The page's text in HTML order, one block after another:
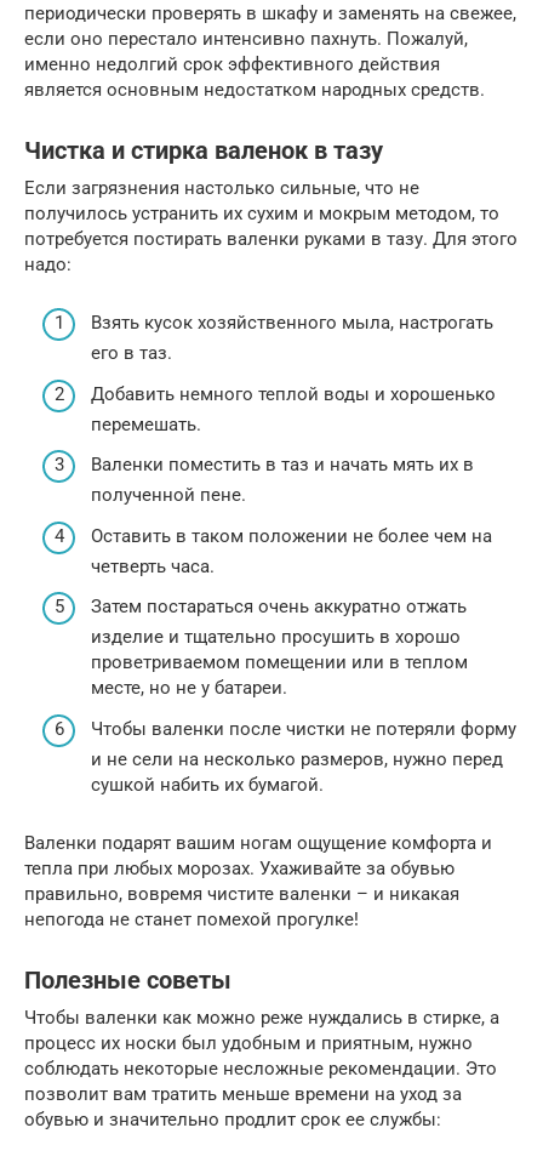
периодически проверять в шкафу и заменять на свежее,
если оно перестало интенсивно пахнуть. Пожалуй,
именно недолгий срок эффективного действия
является основным недостатком народных средств.
Чистка и стирка валенок в тазу
Если загрязнения настолько сильные, что не
получилось устранить их сухим и мокрым методом, то
потребуется постирать валенки руками в тазу. Для этого
надо:
Взять кусок хозяйственного мыла, настрогать
его в таз.
Добавить немного теплой воды и хорошенько
перемешать.
Валенки поместить в таз и начать мять их в
полученной пене.
Оставить в таком положении не более чем на
четверть часа.
Затем постараться очень аккуратно отжать
изделие и тщательно просушить в хорошо
проветриваемом помещении или в теплом
месте, но не у батареи.
Чтобы валенки после чистки не потеряли форму
и не сели на несколько размеров, нужно перед
сушкой набить их бумагой.
Валенки подарят вашим ногам ощущение комфорта и
тепла при любых морозах. Ухаживайте за обувью
правильно, вовремя чистите валенки – и никакая
непогода не станет помехой прогулке!
Полезные советы
Чтобы валенки как можно реже нуждались в стирке, а
процесс их носки был удобным и приятным, нужно
соблюдать некоторые несложные рекомендации. Это
позволит вам тратить меньше времени на уход за
обувью и значительно продлит срок ее службы: